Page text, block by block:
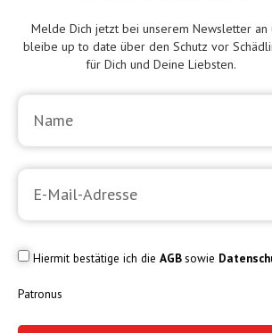
Melde Dich jetzt bei unserem Newsletter an
bleibe up to date über den Schutz vor
für Dich und Deine Liebsten.
Hiermit bestätige ich die AGBsowie
Patronus